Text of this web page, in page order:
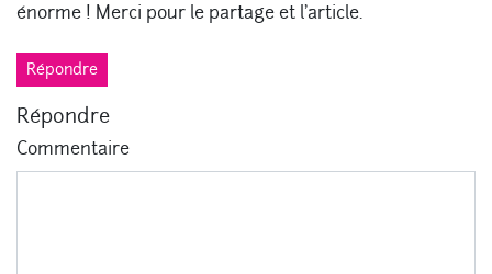
énorme ! Merci pour le partage et l'article.
Répondre
Répondre
Commentaire